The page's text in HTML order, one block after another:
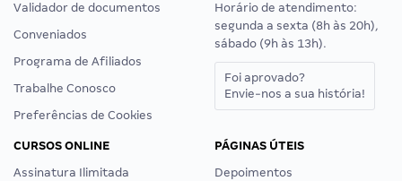
Validador de documentos
Conveniados
Programa de Afiliados
Trabalhe Conosco
Preferências de Cookies
Horário de atendimento:
segunda a sexta (8h às 20h),
sábado (9h às 13h).
Foi aprovado?
Envie-nos a sua história!
CURSOS ONLINE
Assinatura Ilimitada
PÁGINAS ÚTEIS
Depoimentos